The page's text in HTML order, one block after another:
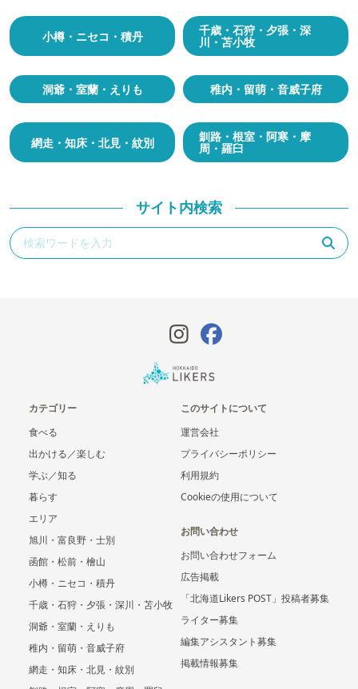
小樽・ニセコ・積丹 千歳・石狩・夕張・深
川・苫小牧
洞爺・室蘭・えりも 稚内・留萌・音威子府
網走・知床・北見・紋別 釧路・根室・阿寒・摩
周・羅臼
サイト内検索
カテゴリー
食べる
出かける／楽しむ
学ぶ／知る
暮らす
エリア
旭川・富良野・士別
函館・松前・檜山
小樽・ニセコ・積丹
千歳・石狩・夕張・深川・苫小牧
洞爺・室蘭・えりも
稚内・留萌・音威子府
網走・知床・北見・紋別
このサイトについて
運営会社
プライバシーポリシー
利用規約
Cookieの使用について
お問い合わせ
お問い合わせフォーム
広告掲載
「北海道Likers POST」投稿者募集
ライター募集
編集アシスタント募集
掲載情報募集